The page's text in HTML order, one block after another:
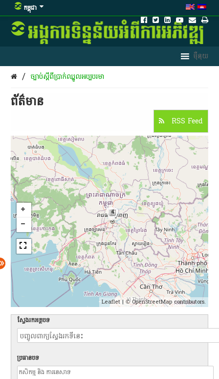
កម្ពុជា
/ ច្បាប់​​​ស្តីពី​​ប្រាក់​ឈ្នួល​អប្បបរមា​​
ព័ត៌មាន​
RSS Feed
4
Leaflet| © OpenStreetMapcontributors.
ស្វែងរកអត្ថបទ
ប្រធានបទ